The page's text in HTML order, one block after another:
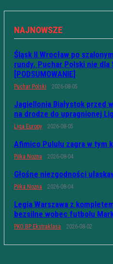
NAJNOWSZE
Śląsk II Wrocław po
rundy. Puchar Polski nie dla
[PODSUMOWANIE]
Puchar Polski 2026-08-05
Jagiellonia Białystok przed
na drodze do upragnionej
Liga Europy 2026-08-05
Afimico Pululu zagra w tym
Piłka Nożna 2026-08-04
Głośne niezgodności
Piłka Nożna 2026-08-04
Legia Warszawa z
bezsilne wobec futbolu
PKO BP Ekstraklasa 2026-08-02